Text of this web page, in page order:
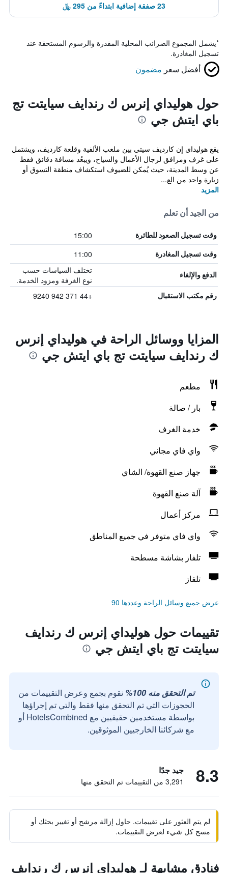
23 صفقة إضافية ابتداءً من 295 ﷼
*يشمل المجموع الضرائب المحلية المقدرة والرسوم المستحقة عند
تسجيل المغادرة.
أفضل سعر مضمون
حول هوليداي إنرس ك رندايف سيايتت تج
باي ايتش جي
يقع هوليداي إن كارديف سيتي بين ملعب الألفية وقلعة كارديف، ويشتمل
على غرف ومرافق لرجال الأعمال والسياح، ويبعُد مسافة دقائق فقط
عن وسط المدينة، حيث يُمكن للضيوف استكشاف منطقة التسوق أو
زيارة واحد من الع...
المزيد
من الجيد أن تعلم
وقت تسجيل الصعود للطائرة 15:00
وقت تسجيل المغادرة 11:00
الدفع والإلغاء
تختلف السياسات حسب
نوع الغرفة ومزود الخدمة.
رقم مكتب الاستقبال +44 371 942 9240
المزايا ووسائل الراحة في هوليداي إنرس
ك رندايف سيايتت تج باي ايتش جي
مطعم
بار / صالة
خدمة الغرف
واي فاي مجاني
جهاز صنع القهوة/ الشاي
آلة صنع القهوة
مركز أعمال
واي فاي متوفر في جميع المناطق
تلفاز بشاشة مسطحة
تلفاز
عرض جميع وسائل الراحة وعددها 90
تقييمات حول هوليداي إنرس ك رندايف
سيايتت تج باي ايتش جي
تم التحقق منه 100%
نقوم بجمع وعرض التقييمات من
الحجوزات التي تم التحقق منها فقط والتي تم إجراؤها
بواسطة مستخدمين حقيقيين مع HotelsCombined أو
مع شركائنا الخارجيين الموثوقين.
8.3 جيد جدًا
3,291 من التقييمات تم التحقق منها
لم يتم العثور على تقييمات. حاول إزالة مرشح أو تغيير بحثك أو
مسح كل شيء لعرض التقييمات.
فنادق مشابهة لـ هوليداي إنرس ك رندايف